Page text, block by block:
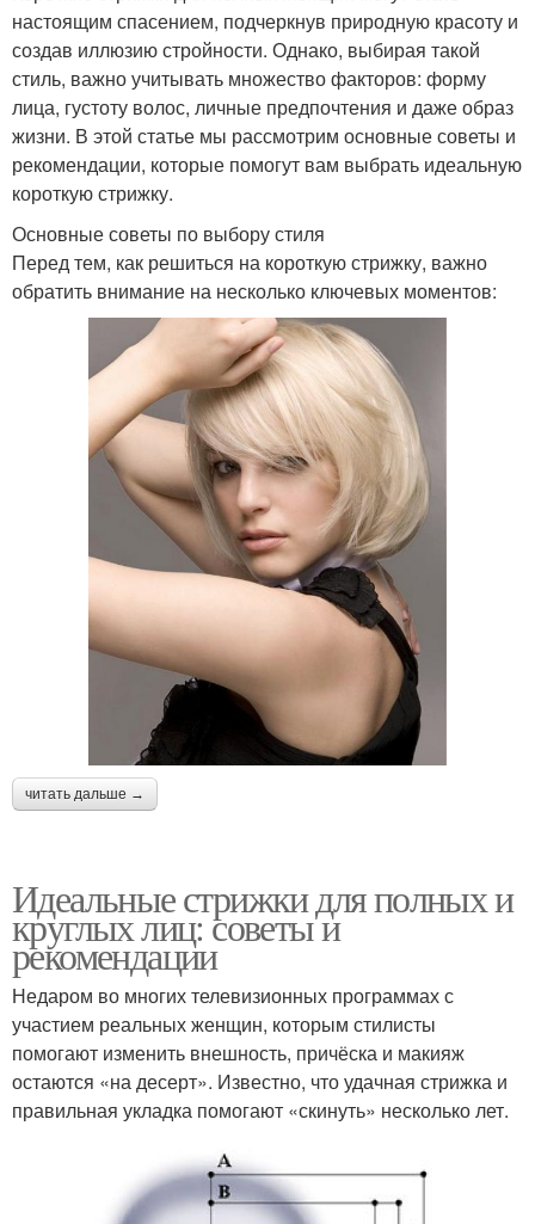
настоящим спасением, подчеркнув природную красоту и
создав иллюзию стройности. Однако, выбирая такой
стиль, важно учитывать множество факторов: форму
лица, густоту волос, личные предпочтения и даже образ
жизни. В этой статье мы рассмотрим основные советы и
рекомендации, которые помогут вам выбрать идеальную
короткую стрижку.
Основные советы по выбору стиля
Перед тем, как решиться на короткую стрижку, важно
обратить внимание на несколько ключевых моментов:
читать дальше →
Идеальные стрижки для полных и
круглых лиц: советы и
рекомендации
Недаром во многих телевизионных программах с
участием реальных женщин, которым стилисты
помогают изменить внешность, причёска и макияж
остаются «на десерт». Известно, что удачная стрижка и
правильная укладка помогают «скинуть» несколько лет.